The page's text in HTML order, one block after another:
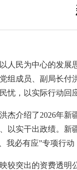
人民为中心的发展
组成员、副局长付
忧，以实际行动回
杰介绍了2026年新
以实干出政绩。新
我必有应”专项行
较突出的资费透明